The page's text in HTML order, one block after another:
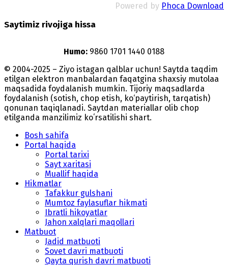
Powered by Phoca Download
Saytimiz rivojiga hissa
Humo: 9860 1701 1440 0188
© 2004-2025 – Ziyo istagan qalblar uchun! Saytda taqdim
etilgan elektron manbalardan faqatgina shaxsiy mutolaa
maqsadida foydalanish mumkin. Tijoriy maqsadlarda
foydalanish (sotish, chop etish, ko‘paytirish, tarqatish)
qonunan taqiqlanadi. Saytdan materiallar olib chop
etilganda manzilimiz koʻrsatilishi shart.
Bosh sahifa
Portal haqida
Portal tarixi
Sayt xaritasi
Muallif haqida
Hikmatlar
Tafakkur gulshani
Mumtoz faylasuflar hikmati
Ibratli hikoyatlar
Jahon xalqlari maqollari
Matbuot
Jadid matbuoti
Sovet davri matbuoti
Qayta qurish davri matbuoti